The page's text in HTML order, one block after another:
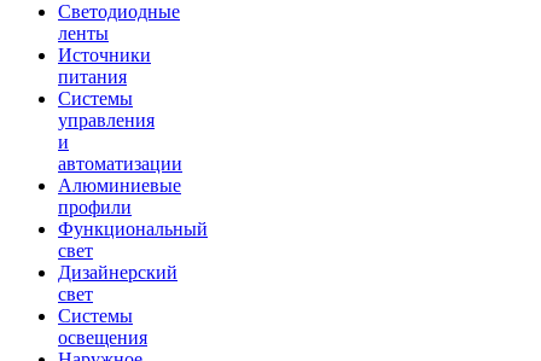
Светодиодные
ленты
Источники
питания
Системы
управления
и
автоматизации
Алюминиевые
профили
Функциональный
свет
Дизайнерский
свет
Системы
освещения